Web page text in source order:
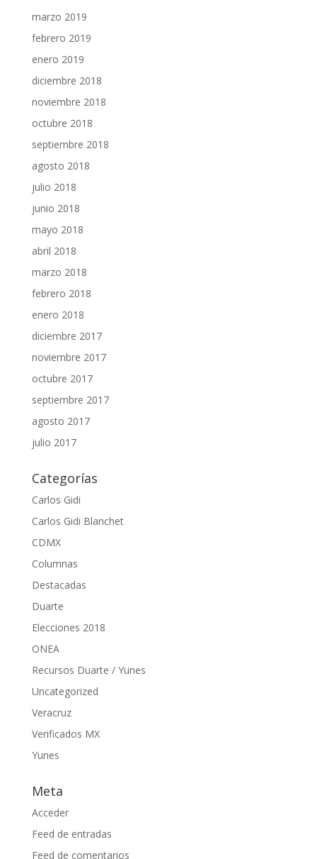
marzo 2019
febrero 2019
enero 2019
diciembre 2018
noviembre 2018
octubre 2018
septiembre 2018
agosto 2018
julio 2018
junio 2018
mayo 2018
abril 2018
marzo 2018
febrero 2018
enero 2018
diciembre 2017
noviembre 2017
octubre 2017
septiembre 2017
agosto 2017
julio 2017
Categorías
Carlos Gidi
Carlos Gidi Blanchet
CDMX
Columnas
Destacadas
Duarte
Elecciones 2018
ONEA
Recursos Duarte / Yunes
Uncategorized
Veracruz
Verificados MX
Yunes
Meta
Acceder
Feed de entradas
Feed de comentarios